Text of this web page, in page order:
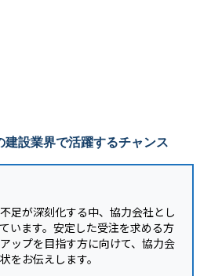
設業界で活躍するチャンス
足が深刻化する中、協力会社とし
います。安定した受注を求める方
ップを目指す方に向けて、協力会
をお伝えします。